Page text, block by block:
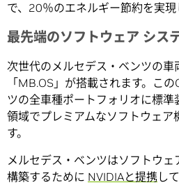
で、20％のエネルギー節約を実現
最先端のソフトウェア シス
次世代のメルセデス・ベンツの車
「MB.OS」が搭載されます。こ
ツの全車種ポートフォリオに標準
領域でプレミアムなソフトウェア
す。
メルセデス・ベンツはソフトウェ
構築するために NVIDIAと提携し